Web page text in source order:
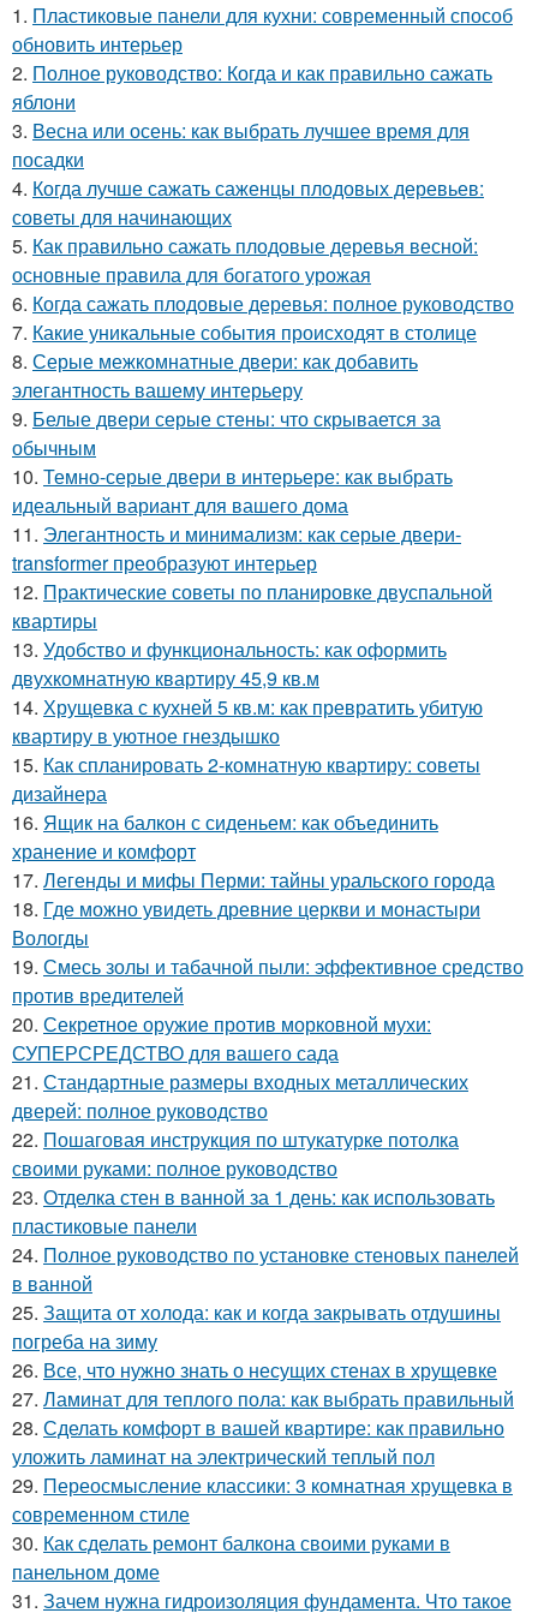
1. Пластиковые панели для кухни: современный способ
обновить интерьер
2. Полное руководство: Когда и как правильно сажать
яблони
3. Весна или осень: как выбрать лучшее время для
посадки
4. Когда лучше сажать саженцы плодовых деревьев:
советы для начинающих
5. Как правильно сажать плодовые деревья весной:
основные правила для богатого урожая
6. Когда сажать плодовые деревья: полное руководство
7. Какие уникальные события происходят в столице
8. Серые межкомнатные двери: как добавить
элегантность вашему интерьеру
9. Белые двери серые стены: что скрывается за
обычным
10. Темно-серые двери в интерьере: как выбрать
идеальный вариант для вашего дома
11. Элегантность и минимализм: как серые двери-
transformer преобразуют интерьер
12. Практические советы по планировке двуспальной
квартиры
13. Удобство и функциональность: как оформить
двухкомнатную квартиру 45,9 кв.м
14. Хрущевка с кухней 5 кв.м: как превратить убитую
квартиру в уютное гнездышко
15. Как спланировать 2-комнатную квартиру: советы
дизайнера
16. Ящик на балкон с сиденьем: как объединить
хранение и комфорт
17. Легенды и мифы Перми: тайны уральского города
18. Где можно увидеть древние церкви и монастыри
Вологды
19. Смесь золы и табачной пыли: эффективное средство
против вредителей
20. Секретное оружие против морковной мухи:
СУПЕРСРЕДСТВО для вашего сада
21. Стандартные размеры входных металлических
дверей: полное руководство
22. Пошаговая инструкция по штукатурке потолка
своими руками: полное руководство
23. Отделка стен в ванной за 1 день: как использовать
пластиковые панели
24. Полное руководство по установке стеновых панелей
в ванной
25. Защита от холода: как и когда закрывать отдушины
погреба на зиму
26. Все, что нужно знать о несущих стенах в хрущевке
27. Ламинат для теплого пола: как выбрать правильный
28. Сделать комфорт в вашей квартире: как правильно
уложить ламинат на электрический теплый пол
29. Переосмысление классики: 3 комнатная хрущевка в
современном стиле
30. Как сделать ремонт балкона своими руками в
панельном доме
31. Зачем нужна гидроизоляция фундамента. Что такое